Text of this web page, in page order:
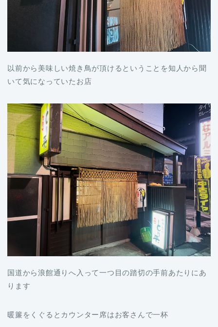
以前から美味しい焼き鳥が頂けるということを知人から聞
いて気になっていたお店
国道から浪館通りへ入って一つ目の踏切の手前あたりにあ
ります
暖簾をくぐるとカウンター席はお客さんで一杯